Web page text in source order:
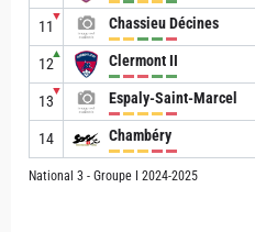
11
▼ Chassieu Décines
12
▲ Clermont II
13
▼ Espaly-Saint-Marcel
14 Chambéry
National 3 - Groupe I 2024-2025